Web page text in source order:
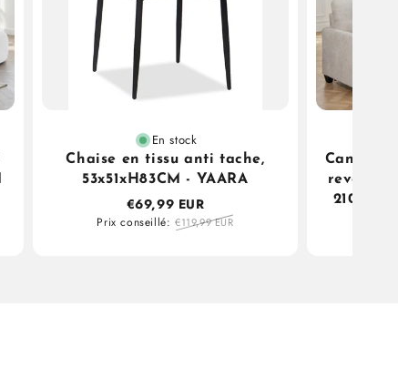
En stock
Chaise en tissu anti tache,
53x51xH83CM - YAARA
€69,99 EUR
Prix conseillé: €119,99 EUR
Canapé